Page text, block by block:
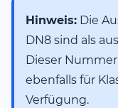
Hinweis: Die
DN8 sind als
Dieser
ebenfalls für
Verfügung.